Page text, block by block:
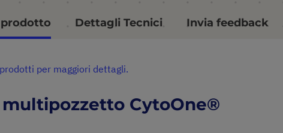
prodotto
per maggiori dettagli.
CytoOne®
Dettagli Tecnici Invia feedback